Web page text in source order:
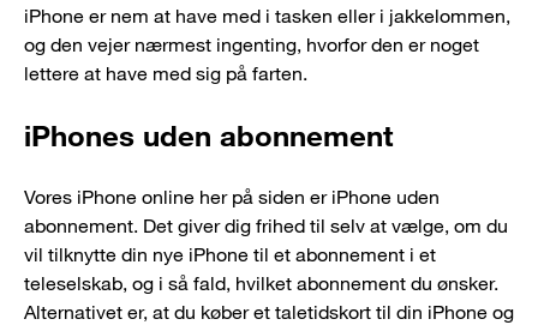
iPhone er nem at have med i tasken eller i jakkelommen,
og den vejer nærmest ingenting, hvorfor den er noget
lettere at have med sig på farten.
iPhones uden abonnement
Vores iPhone online her på siden er iPhone uden
abonnement. Det giver dig frihed til selv at vælge, om du
vil tilknytte din nye iPhone til et abonnement i et
teleselskab, og i så fald, hvilket abonnement du ønsker.
Alternativet er, at du køber et taletidskort til din iPhone og